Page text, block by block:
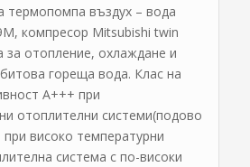
термопомпа въздух – вода
компресор Mitsubishi twin
отопление, охлаждане и
гореща вода. Клас на
А+++ при
отоплителни системи(подово
високо температурни
система с по-високи